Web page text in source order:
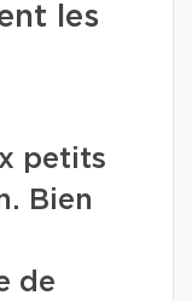
les
petits
Bien
de